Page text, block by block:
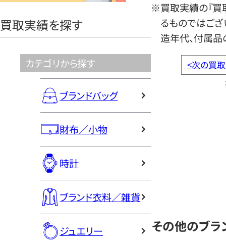
買取実績を探す
カテゴリから探す
ブランドバッグ
財布／小物
時計
ブランド衣料／雑貨
ジュエリー
※買取実績の『買
るものではござ
造年代、付属品
<次の買
その他のブラ